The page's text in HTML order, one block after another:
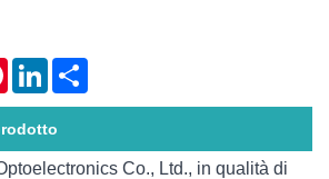
PinterestLinkedIn
Co., Ltd., in qualità di